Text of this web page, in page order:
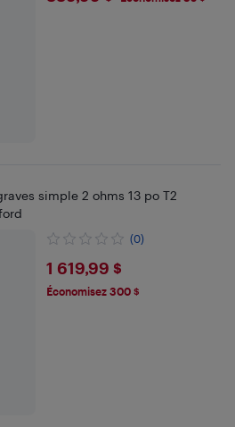
simple 2 ohms 13 po T2
(0)
$1619.99
1 619,99 $
Économisez 300 $